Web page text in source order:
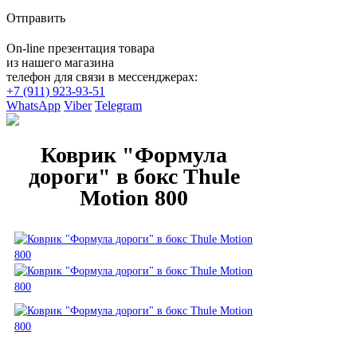
Отправить
On-line презентация товара
из нашего магазина
телефон для связи в мессенджерах:
+7 (911) 923-93-51
WhatsApp Viber Telegram
Коврик "Формула
дороги" в бокс Thule
Motion 800